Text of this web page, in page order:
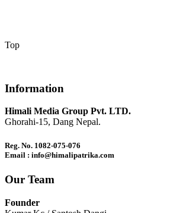
Top
Information
Himali Media Group Pvt. LTD.
Ghorahi-15, Dang Nepal.
Reg. No. 1082-075-076
Email : info@himalipatrika.com
Our Team
Founder